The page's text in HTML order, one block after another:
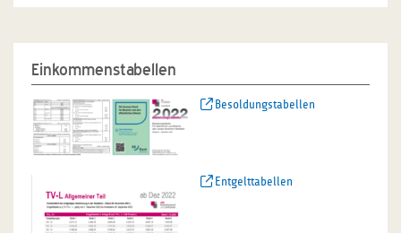
Einkommenstabellen
Besoldungstabellen
Entgelttabellen